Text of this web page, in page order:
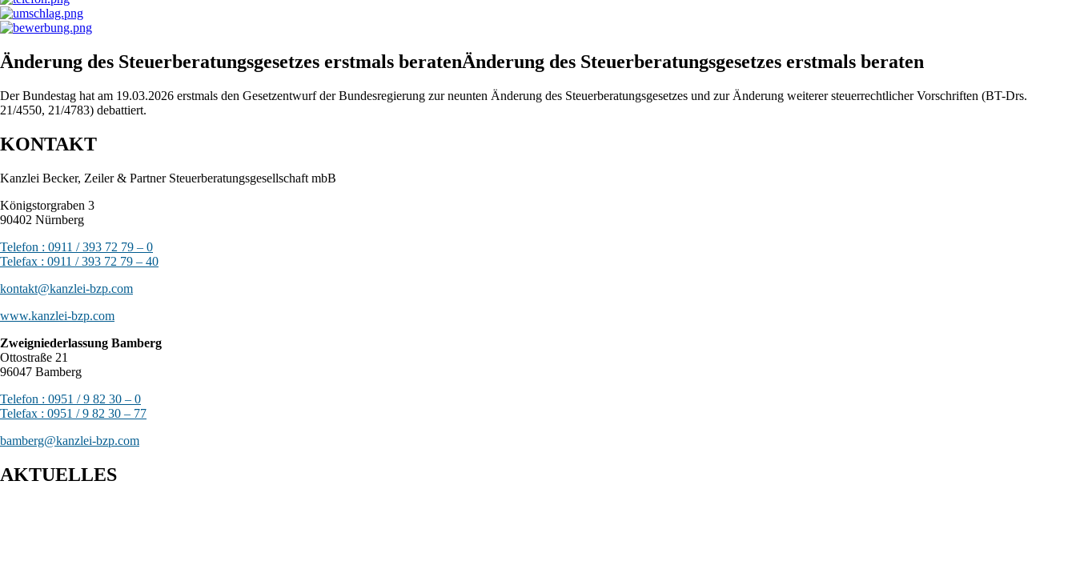
Änderung des Steuerberatungsgesetzes erstmals beratenÄnderung des Steuerberatungsgesetzes erstmals beraten
Der Bundestag hat am 19.03.2026 erstmals den Gesetzentwurf der Bundesregierung zur neunten Änderung des Steuerberatungsgesetzes und zur Änderung weiterer steuerrechtlicher Vorschriften (BT-Drs.
21/4550, 21/4783) debattiert.
KONTAKT
Kanzlei Becker, Zeiler & Partner Steuerberatungsgesellschaft mbB
Königstorgraben 3
90402 Nürnberg
Telefon : 0911 / 393 72 79 – 0
Telefax : 0911 / 393 72 79 – 40
kontakt@kanzlei-bzp.com
www.kanzlei-bzp.com
Zweigniederlassung Bamberg
Ottostraße 21
96047 Bamberg
Telefon : 0951 / 9 82 30 – 0
Telefax : 0951 / 9 82 30 – 77
bamberg@kanzlei-bzp.com
AKTUELLES